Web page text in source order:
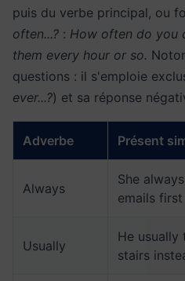
puis du verbe principal, ou
often...? : How often do you
them every hour or so.
questions : il s'emploie
ever...?) et sa réponse
Adverbe Présent
Always
She
emails
Usually
He usually
stairs